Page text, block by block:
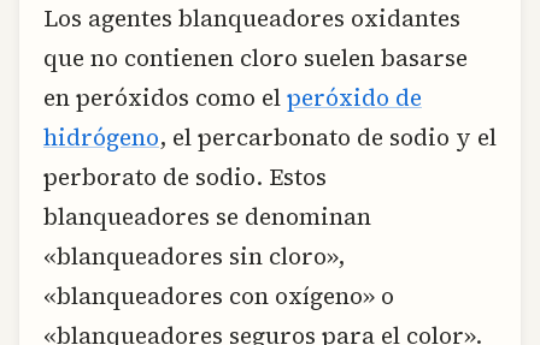
Los agentes blanqueadores oxidantes
que no contienen cloro suelen basarse
en peróxidos como elperóxido de
hidrógeno, el percarbonato de sodio y el
perborato de sodio. Estos
blanqueadores se denominan
«blanqueadores sin cloro»,
«blanqueadores con oxígeno» o
«blanqueadores seguros para el color».